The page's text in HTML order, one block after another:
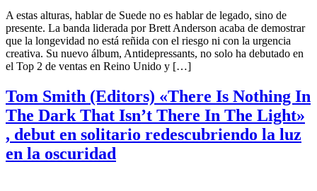
A estas alturas, hablar de Suede no es hablar de legado, sino de
presente. La banda liderada por Brett Anderson acaba de demostrar
que la longevidad no está reñida con el riesgo ni con la urgencia
creativa. Su nuevo álbum, Antidepressants, no solo ha debutado en
el Top 2 de ventas en Reino Unido y […]
Tom Smith (Editors) «There Is Nothing In
The Dark That Isn’t There In The Light»
, debut en solitario redescubriendo la luz
en la oscuridad